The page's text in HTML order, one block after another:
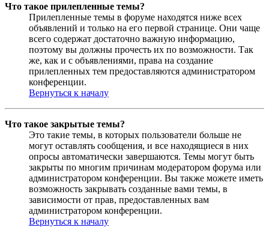
Что такое прилепленные темы?
Прилепленные темы в форуме находятся ниже всех
объявлений и только на его первой странице. Они чаще
всего содержат достаточно важную информацию,
поэтому вы должны прочесть их по возможности. Так
же, как и с объявлениями, права на создание
прилепленных тем предоставляются администратором
конференции.
Вернуться к началу
Что такое закрытые темы?
Это такие темы, в которых пользователи больше не
могут оставлять сообщения, и все находящиеся в них
опросы автоматически завершаются. Темы могут быть
закрыты по многим причинам модератором форума или
администратором конференции. Вы также можете иметь
возможность закрывать созданные вами темы, в
зависимости от прав, предоставленных вам
администратором конференции.
Вернуться к началу